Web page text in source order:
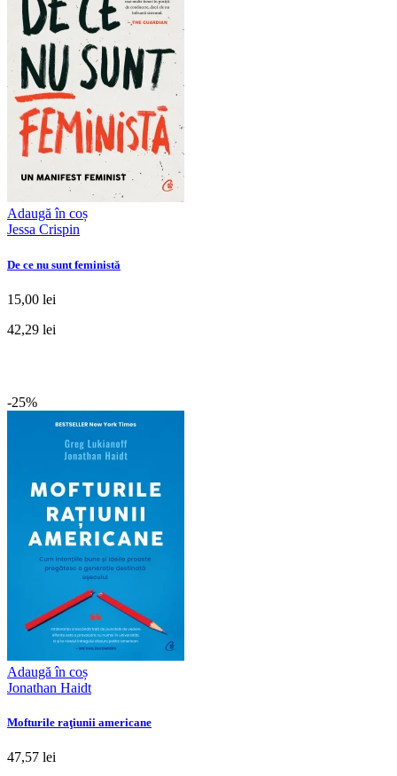
Adaugă în coș
Jessa Crispin
De ce nu sunt feministă
15,00 lei
42,29 lei
-25%
Adaugă în coș
Jonathan Haidt
Mofturile raţiunii americane
47,57 lei